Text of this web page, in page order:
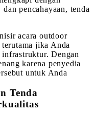
pencahayaan, tenda
acara outdoor
jika Anda
Dengan
karena penyedia
untuk Anda
Tenda